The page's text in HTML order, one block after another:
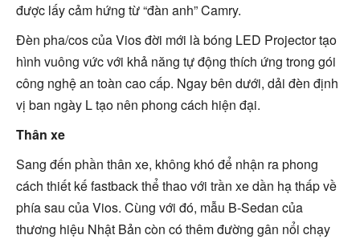
được lấy cảm hứng từ “đàn anh” Camry.
Đèn pha/cos của Vios đời mới là bóng LED Projector tạo
hình vuông vức với khả năng tự động thích ứng trong gói
công nghệ an toàn cao cấp. Ngay bên dưới, dải đèn định
vị ban ngày L tạo nên phong cách hiện đại.
Thân xe
Sang đến phần thân xe, không khó để nhận ra phong
cách thiết kế fastback thể thao với trần xe dần hạ thấp về
phía sau của Vios. Cùng với đó, mẫu B-Sedan của
thương hiệu Nhật Bản còn có thêm đường gân nổi chạy